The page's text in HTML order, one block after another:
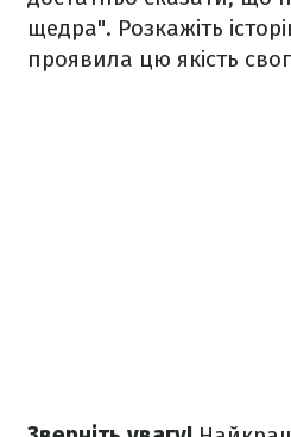
щедра". Розкажіть
проявила цю якість